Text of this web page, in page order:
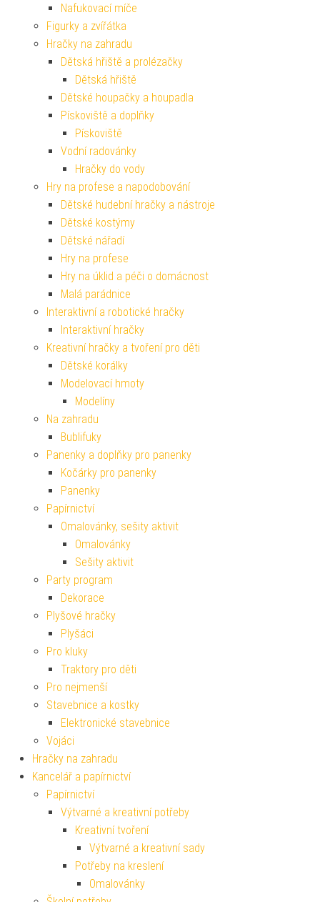
Nafukovací míče
Figurky a zvířátka
Hračky na zahradu
Dětská hřiště a prolézačky
Dětská hřiště
Dětské houpačky a houpadla
Pískoviště a doplňky
Pískoviště
Vodní radovánky
Hračky do vody
Hry na profese a napodobování
Dětské hudební hračky a nástroje
Dětské kostýmy
Dětské nářadí
Hry na profese
Hry na úklid a péči o domácnost
Malá parádnice
Interaktivní a robotické hračky
Interaktivní hračky
Kreativní hračky a tvoření pro děti
Dětské korálky
Modelovací hmoty
Modelíny
Na zahradu
Bublifuky
Panenky a doplňky pro panenky
Kočárky pro panenky
Panenky
Papírnictví
Omalovánky, sešity aktivit
Omalovánky
Sešity aktivit
Party program
Dekorace
Plyšové hračky
Plyšáci
Pro kluky
Traktory pro děti
Pro nejmenší
Stavebnice a kostky
Elektronické stavebnice
Vojáci
Hračky na zahradu
Kancelář a papírnictví
Papírnictví
Výtvarné a kreativní potřeby
Kreativní tvoření
Výtvarné a kreativní sady
Potřeby na kreslení
Omalovánky